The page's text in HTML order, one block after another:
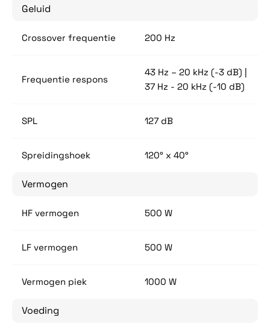
Geluid
Crossover frequentie 200 Hz
Frequentie respons
43 Hz – 20 kHz (-3 dB) |
37 Hz - 20 kHz (-10 dB)
SPL 127 dB
Spreidingshoek 120° x 40°
Vermogen
HF vermogen 500 W
LF vermogen 500 W
Vermogen piek 1000 W
Voeding